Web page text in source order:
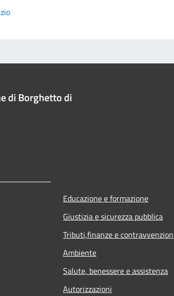
di Borghetto di
Educazione e formazione
Giustizia e sicurezza pubblica
Tributi,finanze e
Ambiente
Salute, benessere e assistenza
Autorizzazioni